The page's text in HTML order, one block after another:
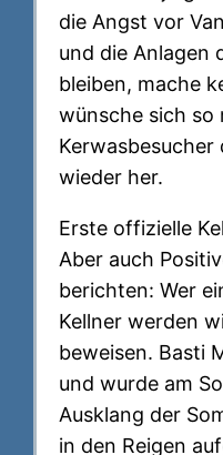
die Angst vor
und die Anlagen
bleiben, mache
wünsche sich so
Kerwasbesucher
wieder her.
Erste offizielle
Aber auch
berichten: Wer
Kellner werden
beweisen. Basti
und wurde am
Ausklang der
in den Reigen